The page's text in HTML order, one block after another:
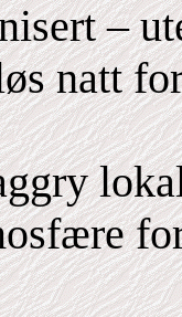
–
natt